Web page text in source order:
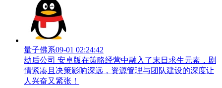
量子佛系09-01 02:24:42
劫后公司 安卓版在策略经营中融入了末日求生元素，剧
情紧凑且决策影响深远，资源管理与团队建设的深度让
人兴奋又紧张！